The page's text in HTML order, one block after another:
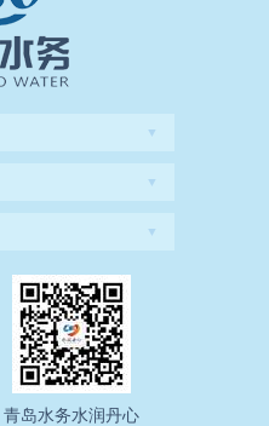
▼
▼
▼
青岛水务水润丹心